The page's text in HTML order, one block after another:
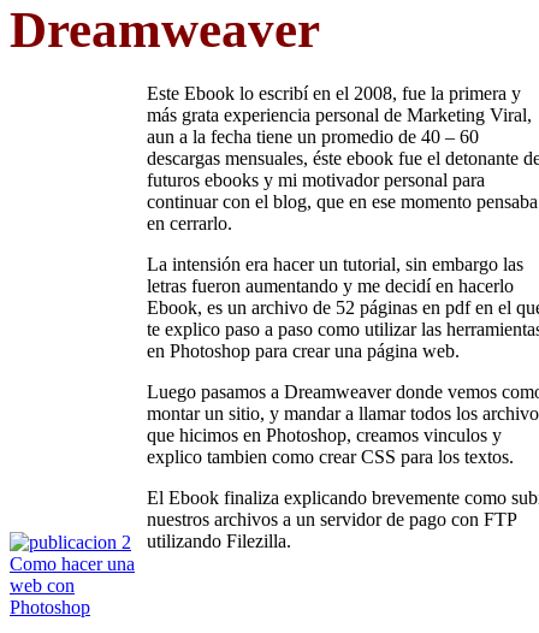
Dreamweaver
Este Ebook lo escribí en el 2008, fue la primera y
más grata experiencia personal de Marketing Viral,
aun a la fecha tiene un promedio de 40 – 60
descargas mensuales, éste ebook fue el detonante
futuros ebooks y mi motivador personal para
continuar con el blog, que en ese momento pensaba
en cerrarlo.
La intensión era hacer un tutorial, sin embargo las
letras fueron aumentando y me decidí en hacerlo
Ebook, es un archivo de 52 páginas en pdf en el
te explico paso a paso como utilizar las
en Photoshop para crear una página web.
Luego pasamos a Dreamweaver donde vemos
montar un sitio, y mandar a llamar todos los
que hicimos en Photoshop, creamos vinculos y
explico tambien como crear CSS para los textos.
El Ebook finaliza explicando brevemente como
nuestros archivos a un servidor de pago con FTP
utilizando Filezilla.